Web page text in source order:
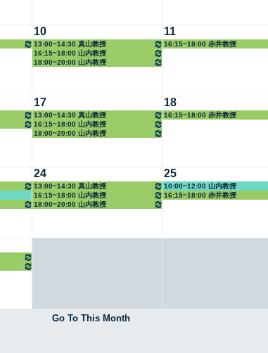
10
13:00~14:30 真山教授
16:15~18:00 山内教授
18:00~20:00 山内教授
11
16:15~18:00 赤井教授
17
13:00~14:30 真山教授
16:15~18:00 山内教授
18:00~20:00 山内教授
18
16:15~18:00 赤井教授
24
13:00~14:30 真山教授
16:15~18:00 山内教授
18:00~20:00 山内教授
25
10:00~12:00 山内教授
16:15~18:00 赤井教授
Go To This Month